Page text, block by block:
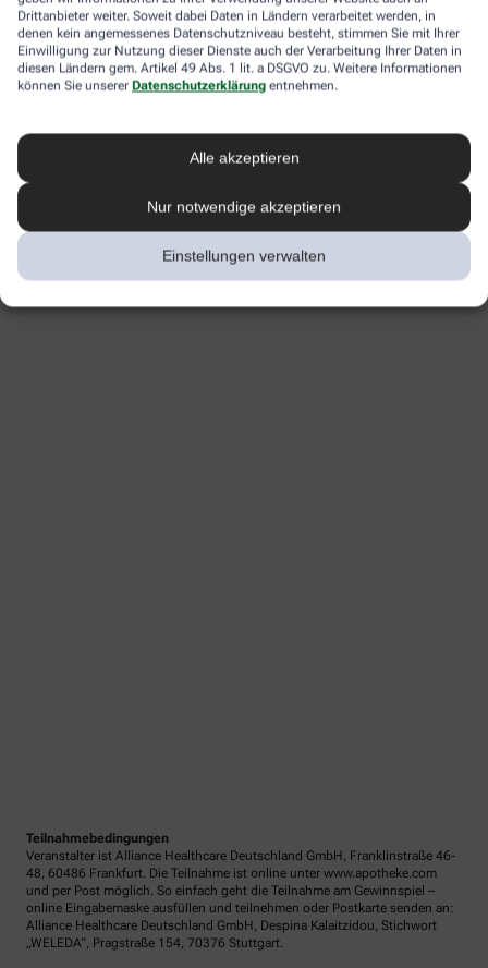
Drittanbieter weiter. Soweit dabei Daten in Ländern verarbeitet werden, in
denen kein angemessenes Datenschutzniveau besteht, stimmen Sie mit Ihrer
Einwilligung zur Nutzung dieser Dienste auch der Verarbeitung Ihrer Daten in
diesen Ländern gem. Artikel 49 Abs. 1 lit. a DSGVO zu. Weitere Informationen
können Sie unserer Datenschutzerklärung entnehmen.
Alle akzeptieren
Nur notwendige akzeptieren
Einstellungen verwalten
Teilnahmebedingungen
Veranstalter ist Alliance Healthcare Deutschland GmbH, Franklinstraße 46-
48, 60486 Frankfurt. Die Teilnahme ist online unter www.apotheke.com
und per Post möglich. So einfach geht die Teilnahme am Gewinnspiel –
online Eingabemaske ausfüllen und teilnehmen oder Postkarte senden an:
Alliance Healthcare Deutschland GmbH, Despina Kalaitzidou, Stichwort
„WELEDA“, Pragstraße 154, 70376 Stuttgart.